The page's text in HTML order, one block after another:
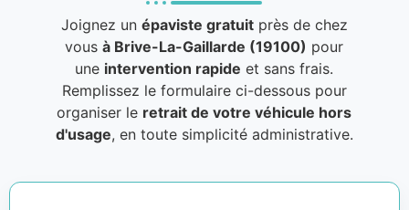
Joignez un épaviste gratuitprès de chez
vousà Brive-La-Gaillarde (19100) pour
une intervention rapide et sans frais.
Remplissez le formulaire ci-dessous pour
organiser le retrait de votre véhicule hors
d'usage, en toute simplicité administrative.